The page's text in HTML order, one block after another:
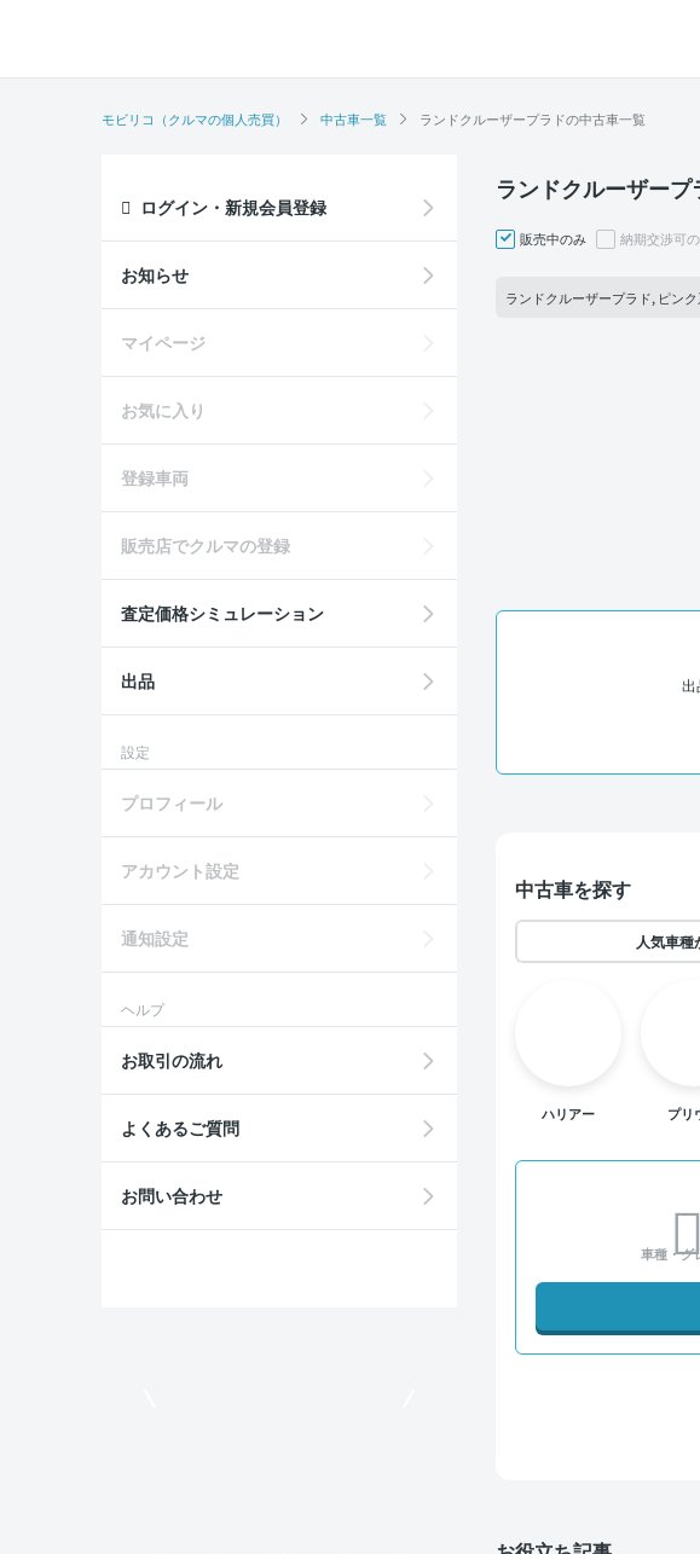
モビリコ（クルマの個人売買） 中古車一覧 ランドクルーザープラドの中古車一覧
ランドクルーザー
販売中のみ 納期交渉可
ランドクルーザープラド, ピンク
出
中古車を探す
人気車種
ハリアー プリ
車種・グ
ログイン・新規会員登録
お知らせ
マイページ
お気に入り
登録車両
販売店でクルマの登録
査定価格シミュレーション
出品
設定
プロフィール
アカウント設定
通知設定
ヘルプ
お取引の流れ
よくあるご質問
お問い合わせ